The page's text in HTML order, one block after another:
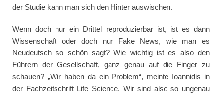
der Studie kann man sich den Hinter auswischen.
Wenn doch nur ein Drittel reproduzierbar ist, ist es dann
Wissenschaft oder doch nur Fake News, wie man es
Neudeutsch so schön sagt? Wie wichtig ist es also den
Führern der Gesellschaft, ganz genau auf die Finger zu
schauen? „Wir haben da ein Problem“, meinte Ioannidis in
der Fachzeitschrift Life Science. Wir sind also so ungenau